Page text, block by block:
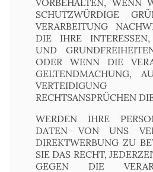
SCHUTZWÜRDIGE
VERARBEITUNG
DIE IHRE
UND
ODER WENN DIE
GELTENDMACHUNG,
RECHTSANSPRÜCHEN
WERDEN IHRE
DATEN VON UNS
DIREKTWERBUNG ZU
SIE DAS RECHT,
GEGEN DIE